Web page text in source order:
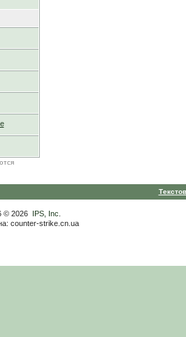
© 2026 IPS, Inc
counter-strike.cn.ua